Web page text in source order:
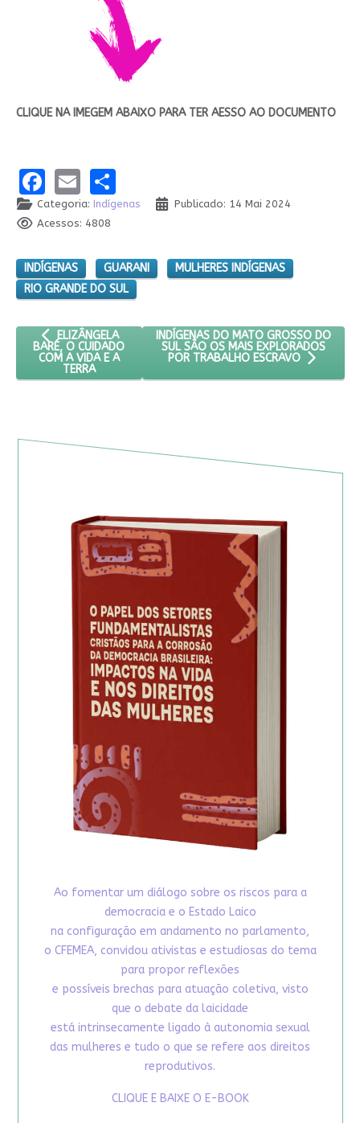
CLIQUE NA IMEGEM ABAIXO PARA TER AESSO AO DOCUMENTO
Facebook
EmailShare
Categoria: Indígenas
Publicado: 14 Mai 2024
Acessos: 4808
INDÍGENAS GUARANI
MULHERES INDÍGENAS
RIO GRANDE DO SUL
ARTIGO ANTERIOR: ELIZÂNGELA BARÉ, O CUIDADO COM A
ELIZÂNGELA
BARÉ, O CUIDADO
COM A VIDA E A
TERRA
PRÓXIMO ARTIGO: INDÍGENAS DO
INDÍGENAS DO MATO GROSSO DO
SUL SÃO OS MAIS EXPLORADOS
POR TRABALHO ESCRAVO
Ao fomentar um diálogo sobre os riscos para a
democracia e o Estado Laico
na configuração em andamento no parlamento,
o CFEMEA, convidou ativistas e estudiosas do tema
para propor reflexões
e possíveis brechas para atuação coletiva, visto
que o debate da laicidade
está intrinsecamente ligado à autonomia sexual
das mulheres e tudo o que se refere aos direitos
reprodutivos.
CLIQUE E BAIXE O E-BOOK